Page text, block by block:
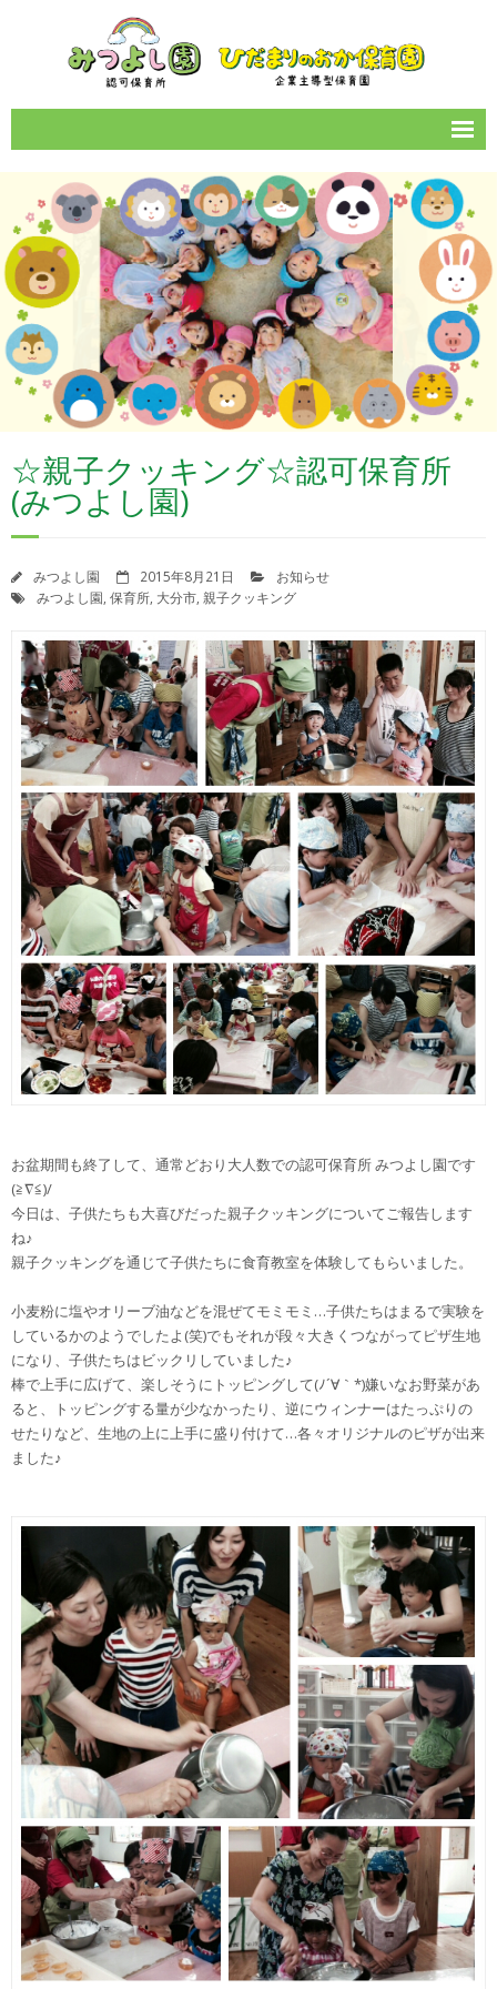
サイトマップ
園のご案内
1日の流れ
年間イベント
保育所情報
お知らせ一覧
カレンダー
女性の働きやすい職場づくり
苦情解決の状況報告
決算報告書
登園届・意見書ダウンロード
☆親子クッキング☆認可保育所
(みつよし園)
みつよし園 2015年8月21日
お知らせ
みつよし園 保育所 大分市 親子クッキング
お盆期間も終了して、通常どおり大人数での認可保育所 みつよし園です
(≧∇≦)/
今日は、子供たちも大喜びだった親子クッキングについてご報告します
ね♪
親子クッキングを通じて子供たちに食育教室を体験してもらいました。
小麦粉に塩やオリーブ油などを混ぜてモミモミ…子供たちはまるで実験を
しているかのようでしたよ(笑)でもそれが段々大きくつながってピザ生地
になり、子供たちはビックリしていました♪
棒で上手に広げて、楽しそうにトッピングして(ﾉ´∀｀*)嫌いなお野菜があ
ると、トッピングする量が少なかったり、逆にウィンナーはたっぷりの
せたりなど、生地の上に上手に盛り付けて…各々オリジナルのピザが出来
ました♪